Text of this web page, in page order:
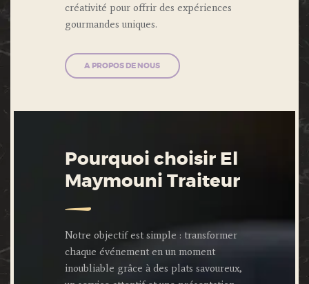
créativité pour offrir des expériences
gourmandes uniques.
A PROPOS DE NOUS
Pourquoi choisir El
Maymouni Traiteur
Notre objectif est simple : transformer
chaque événement en un moment
inoubliable grâce à des plats savoureux,